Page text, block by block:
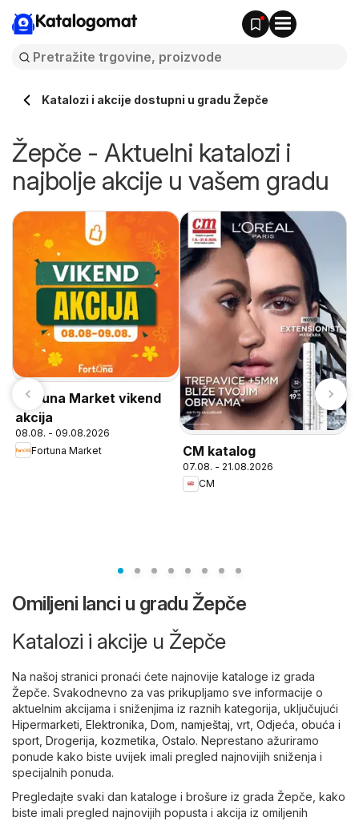
Katalogomat
Katalozi i akcije dostupni u gradu Žepče
Žepče - Aktuelni katalozi i
najbolje akcije u vašem gradu
Fortuna Market vikend
akcija
08.08. - 09.08.2026
Fortuna Market
CM katalog
07.08. - 21.08.2026
CM
Omiljeni lanci u gradu Žepče
Katalozi i akcije u Žepče
Na našoj stranici pronaći ćete najnovije kataloge iz grada
Žepče. Svakodnevno za vas prikupljamo sve informacije o
aktuelnim akcijama i sniženjima iz raznih kategorija, uključujući
Hipermarketi Elektronika Dom, namještaj, vrt Odjeća, obuća i
sport Drogerija, kozmetika Ostalo. Neprestano ažuriramo
ponude kako biste uvijek imali pregled najnovijih sniženja i
specijalnih ponuda.
Pregledajte svaki dan kataloge i brošure iz grada Žepče, kako
biste imali pregled najnovijih popusta i akcija iz omiljenih